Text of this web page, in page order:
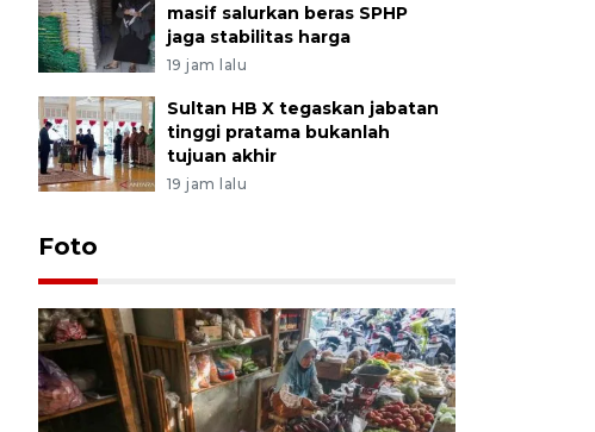
masif salurkan beras SPHP
jaga stabilitas harga
19 jam lalu
Sultan HB X tegaskan jabatan
tinggi pratama bukanlah
tujuan akhir
19 jam lalu
Foto